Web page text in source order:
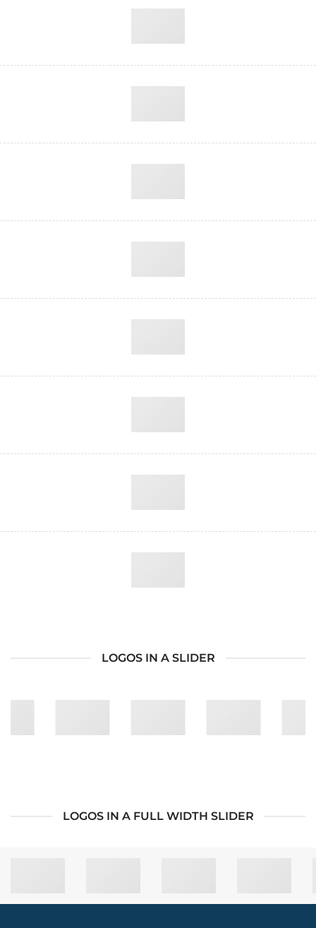
LOGOS IN A SLIDER
LOGOS IN A FULL WIDTH SLIDER